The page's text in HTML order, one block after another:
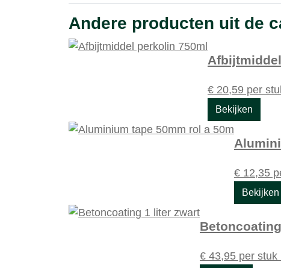
Andere producten uit de
€ 20,59 per
Bekijken
€ 12,35
Bekijken
€ 43,95 per stuk